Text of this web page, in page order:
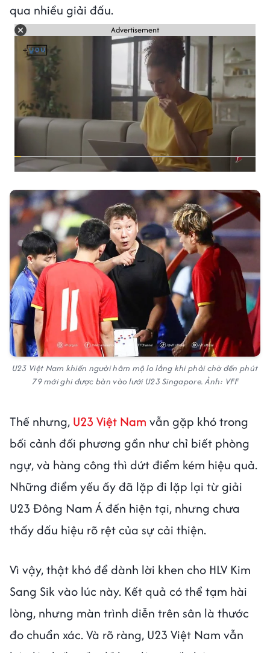
qua nhiều giải đấu.
Advertisement
U23 Việt Nam khiến người hâm mộ lo lắng khi phải chờ đến phút
79 mới ghi được bàn vào lưới U23 Singapore. Ảnh: VFF
Thế nhưng, U23 Việt Nam vẫn gặp khó trong
bối cảnh đối phương gần như chỉ biết phòng
ngự, và hàng công thì dứt điểm kém hiệu quả.
Những điểm yếu ấy đã lặp đi lặp lại từ giải
U23 Đông Nam Á đến hiện tại, nhưng chưa
thấy dấu hiệu rõ rệt của sự cải thiện.
Vì vậy, thật khó để dành lời khen cho HLV Kim
Sang Sik vào lúc này. Kết quả có thể tạm hài
lòng, nhưng màn trình diễn trên sân là thước
đo chuẩn xác. Và rõ ràng, U23 Việt Nam vẫn